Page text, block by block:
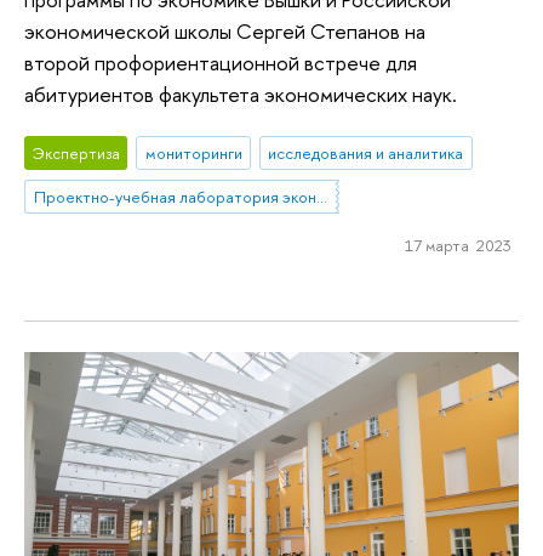
экономической школы Сергей Степанов на
второй профориентационной встрече для
абитуриентов факультета экономических наук.
Экспертиза мониторинги
исследования и аналитика
Проектно-учебная лаборатория экономической журналистики
17 марта 2023